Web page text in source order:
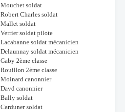
Mouchet soldat
Robert Charles soldat
Mallet soldat
Verrier soldat pilote
Lacabanne soldat mécanicien
Delaunnay soldat mécanicien
Gaby 2ème classe
Rouillon 2ème classe
Moinard canonnier
Davd canonnier
Bally soldat
Carduner soldat